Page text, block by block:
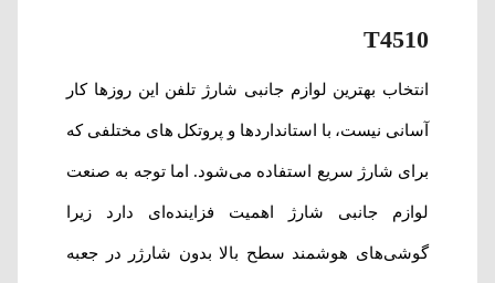
T4510
انتخاب بهترین لوازم جانبی شارژ تلفن این روزها کار
آسانی نیست، با استانداردها و پروتکل های مختلفی که
برای شارژ سریع استفاده می‌شود. اما توجه به صنعت
لوازم جانبی شارژ اهمیت فزاینده‌ای دارد زیرا
گوشی‌های هوشمند سطح بالا بدون شارژر در جعبه